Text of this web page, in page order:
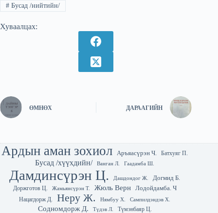
#Бусад /нийтийн/
Хуваалцах:
ӨМНӨХ ДАРААГИЙН
Ардын аман зохиол Аръяасүрэн Ч. Батхуяг П.
Бусад /хүүхдийн/ Ванган Л. Гаадамба Ш.
Дамдинсүрэн Ц. Дашдондог Ж.
Догмид Б.
Доржготов Ц.
Жамьянсүрэн Т. Жюль Верн Лодойдамба. Ч
Нацагдорж Д. Неру Ж. Нямбуу Х. Сампилдэндэв Х.
Содномдорж Д. Түдэв Л. Түмэнбаяр Ц.